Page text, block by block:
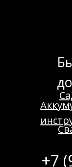
+7